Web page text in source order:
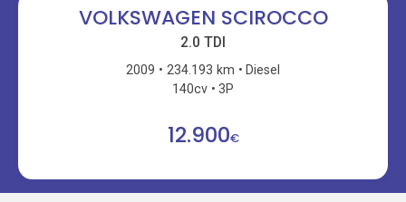
VOLKSWAGEN SCIROCCO
2.0 TDI
2009 234.193 km
Diesel
140cv
3P
12.900€